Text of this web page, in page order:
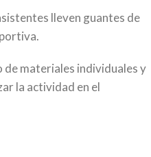
lleven guantes de
materiales individuales y
la actividad en el